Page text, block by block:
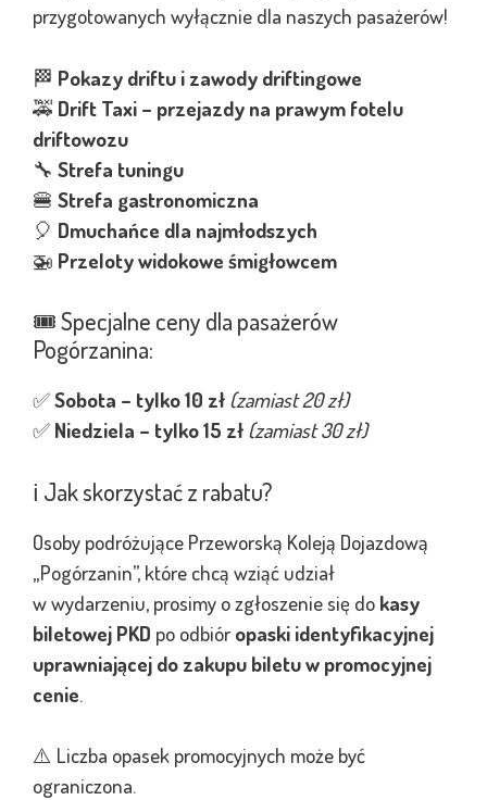
przygotowanych wyłącznie dla naszych pasażerów!
🏁 Pokazy driftu i zawody driftingowe
🚕 Drift Taxi – przejazdy na prawym fotelu
driftowozu
🔧 Strefa tuningu
🍔 Strefa gastronomiczna
🎈 Dmuchańce dla najmłodszych
🚁 Przeloty widokowe śmigłowcem
🎟️ Specjalne ceny dla pasażerów
Pogórzanina:
✅Sobota – tylko 10 zł (zamiast 20 zł)
✅ Niedziela – tylko 15 zł (zamiast 30 zł)
ℹ️ Jak skorzystać z rabatu?
Osoby podróżujące Przeworską Koleją Dojazdową
„Pogórzanin”, które chcą wziąć udział
w wydarzeniu, prosimy o zgłoszenie się do kasy
biletowej PKD po odbióropaski identyfikacyjnej
uprawniającej do zakupu biletu w promocyjnej
cenie.
⚠️ Liczba opasek promocyjnych może być
ograniczona.